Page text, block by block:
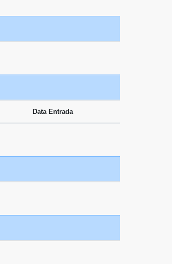
Data Entrada